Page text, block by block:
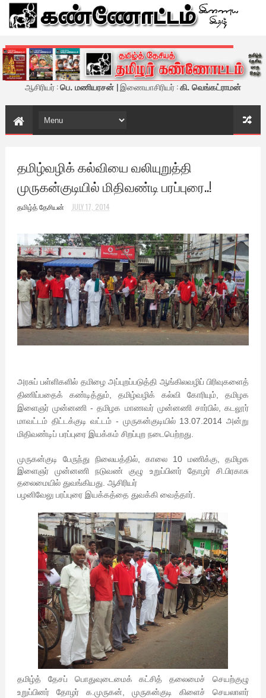
கண்ணோட்டம் - இணைய இதழ்
ஆசிரியர் :பெ. மணியரசன் | இணையாசிரியர் :கி. வெங்கட்ராமன்
தமிழ்வழிக் கல்வியை வலியுறுத்தி
முருகன்குடியில் மிதிவண்டி பரப்புரை..!
தமிழ்த் தேசியன் JULY 17, 2014
அரசுப் பள்ளிகளில் தமிழை அப்புறப்படுத்தி ஆங்கிலவழிப் பிரிவுகளைத்
திணிப்பதைக் கண்டித்தும், தமிழ்வழிக் கல்வி கோரியும், தமிழக
இளைஞர் முன்னணி - தமிழக மாணவர் முன்னணி சார்பில், கடலூர்
மாவட்டம் திட்டக்குடி வட்டம் - முருகன்குடியில் 13.07.2014 அன்று
மிதிவண்டிப் பரப்புரை இயக்கம் சிறப்புற நடைபெற்றது.
முருகன்குடி பேருந்து நிலையத்தில், காலை 10 மணிக்கு, தமிழக
இளைஞர் முன்னணி நடுவண் குழு உறுப்பினர் தோழர் சி.பிரகாசு
தலைமையில் துவங்கியது. ஆசிரியர்
பழனிவேலு பரப்புரை இயக்கத்தை துவக்கி வைத்தார்.
தமிழ்த் தேசப் பொதுவுடைமைக் கட்சித் தலைமைச் செயற்குழு
உறுப்பினர் தோழர் க.முருகன், முருகன்குடி கிளைச் செயலாளர்